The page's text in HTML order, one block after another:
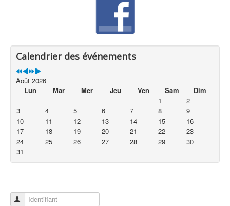
Calendrier des événements
Août 2026
Lun
Mar Mer Jeu Ven Sam
Dim
1
2
3
4 5 6 7 8
9
10
11 12 13 14 15
16
17
18 19 20 21 22
23
24
25 26 27 28 29
30
31
Identifiant